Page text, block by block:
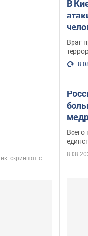
В
Враг
Всего